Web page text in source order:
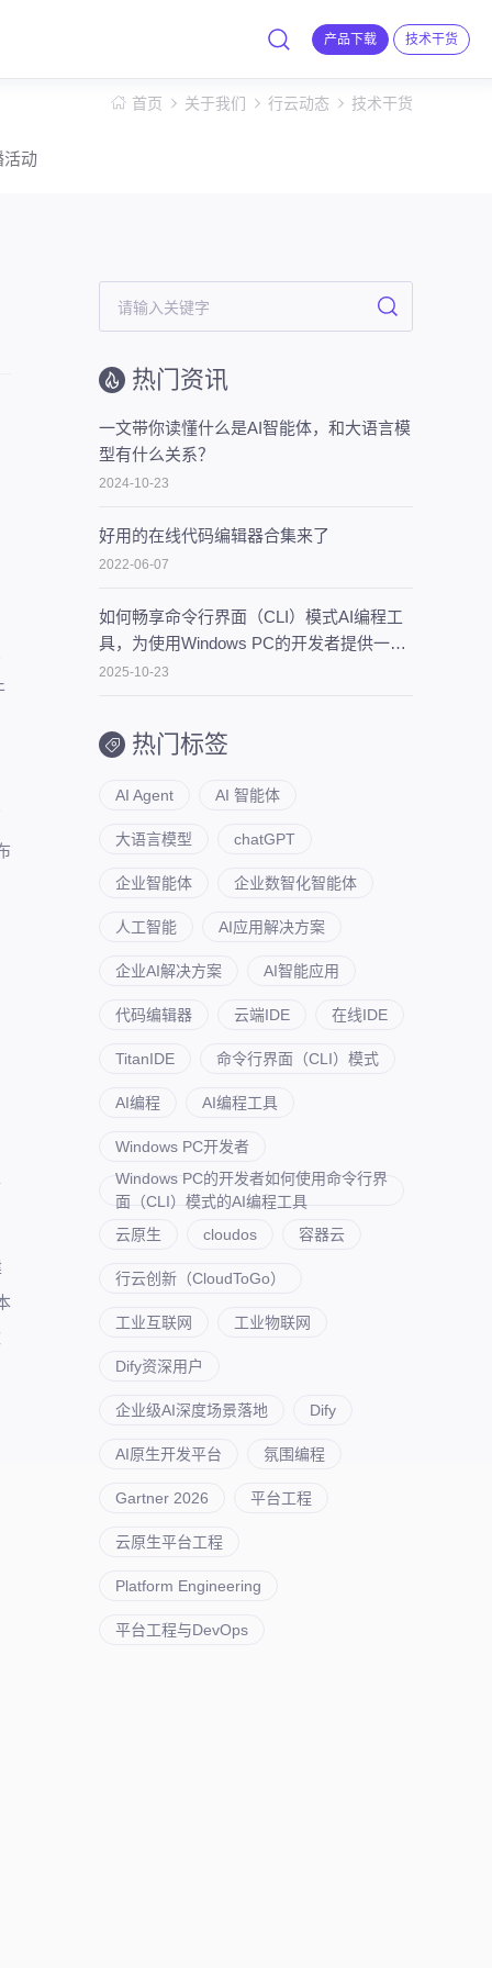
产品下载 技术干货
首页 关于我们 行云动态 技术干货
活动
热门资讯
一文带你读懂什么是AI智能体，和大语言模
型有什么关系？
2024-10-23
好用的在线代码编辑器合集来了
2022-06-07
如何畅享命令行界面（CLI）模式AI编程工
具，为使用Windows PC的开发者提供一些
建议
2025-10-23
热门标签
AI Agent AI 智能体
大语言模型 chatGPT
企业智能体 企业数智化智能体
人工智能 AI应用解决方案
企业AI解决方案 AI智能应用
代码编辑器 云端IDE 在线IDE
TitanIDE 命令行界面（CLI）模式
AI编程 AI编程工具
Windows PC开发者
Windows PC的开发者如何使用命令行界
面（CLI）模式的AI编程工具
云原生
cloudos 容器云
行云创新（CloudToGo）
工业互联网 工业物联网
Dify资深用户
企业级AI深度场景落地 Dify
AI原生开发平台 氛围编程
Gartner 2026 平台工程
云原生平台工程
Platform Engineering
平台工程与DevOps